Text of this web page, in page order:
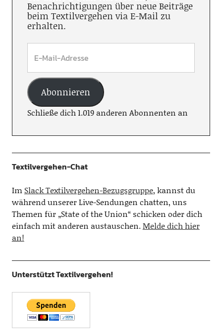
Benachrichtigungen über neue Beiträge
beim Textilvergehen via E-Mail zu
erhalten.
Abonnieren
Schließe dich 1.019 anderen Abonnenten an
Textilvergehen-Chat
Im Slack Textilvergehen-Bezugsgruppe, kannst du
während unserer Live-Sendungen chatten, uns
Themen für „State of the Union“ schicken oder dich
einfach mit anderen austauschen.Melde dich hier
an!
Unterstützt Textilvergehen!